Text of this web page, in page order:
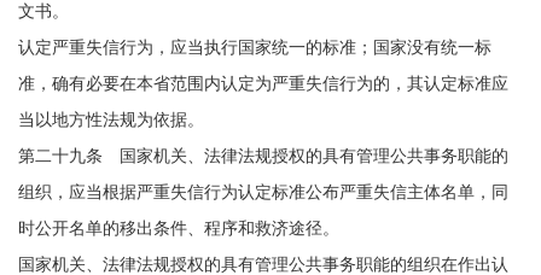
文书。
认定严重失信行为，应当执行国家统一的标准；国家没有统一标
准，确有必要在本省范围内认定为严重失信行为的，其认定标准应
当以地方性法规为依据。
第二十九条 国家机关、法律法规授权的具有管理公共事务职能的
组织，应当根据严重失信行为认定标准公布严重失信主体名单，同
时公开名单的移出条件、程序和救济途径。
国家机关、法律法规授权的具有管理公共事务职能的组织在作出认